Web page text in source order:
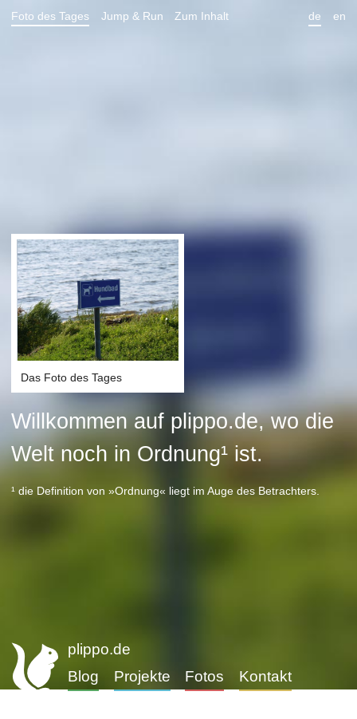
Foto des Tages Jump & Run Zum Inhalt
Das Foto des Tages
Willkommen auf plippo.de, wo die
Welt noch in Ordnung¹ ist.
¹ die Definition von »Ordnung« liegt im Auge des Betrachters.
plippo.de
Blog
Projekte Fotos Kontakt
de en